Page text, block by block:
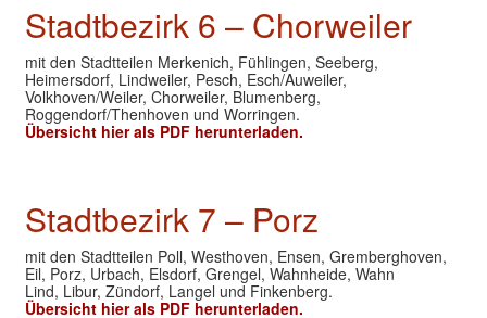
Stadtbezirk 6 – Chorweiler
mit den Stadtteilen Merkenich, Fühlingen, Seeberg,
Heimersdorf, Lindweiler, Pesch, Esch/Auweiler,
Volkhoven/Weiler, Chorweiler, Blumenberg,
Roggendorf/Thenhoven und Worringen.
Übersicht hier als PDF herunterladen.
Stadtbezirk 7 – Porz
mit den Stadtteilen Poll, Westhoven, Ensen, Gremberghoven,
Eil, Porz, Urbach, Elsdorf, Grengel, Wahnheide, Wahn
Lind, Libur, Zündorf, Langel und Finkenberg.
Übersicht hier als PDF herunterladen.